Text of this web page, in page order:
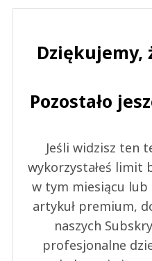
Dziękujemy,
Pozostało
Jeśli widzisz ten
wykorzystałeś limit
w tym miesiącu
artykuł premium,
naszych
profesjonalne